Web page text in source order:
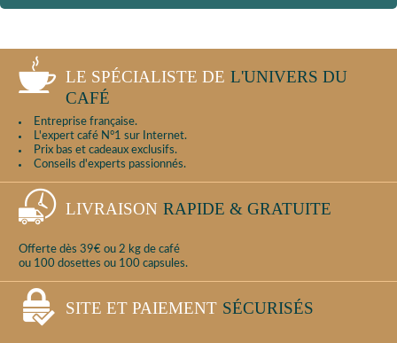
LE SPÉCIALISTE DE L'UNIVERS DU
CAFÉ
Entreprise française.
L'expert café N°1 sur Internet.
Prix bas et cadeaux exclusifs.
Conseils d'experts passionnés.
LIVRAISON RAPIDE & GRATUITE
Offerte dès 39€ ou 2 kg de café
ou 100 dosettes ou 100 capsules.
SITE ET PAIEMENT SÉCURISÉS